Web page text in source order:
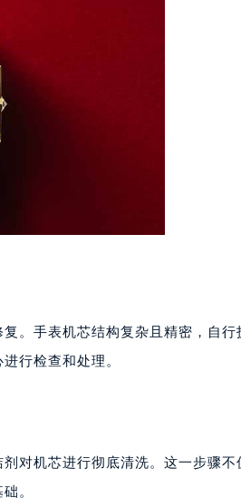
。手表机芯结构复杂且精密，自行
行检查和处理。
对机芯进行彻底清洗。这一步骤不
。